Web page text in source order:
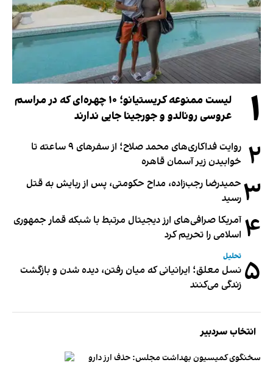
۱
لیست ممنوعه کریستیانو؛ ۱۰ چهره‌ای که در مراسم
عروسی رونالدو و جورجینا جایی ندارند
۲
روایت فداکاری‌های محمد صلاح؛ از سفرهای ۹ ساعته تا
خوابیدن زیر آسمان قاهره
۳ حمیدرضا رجب‌زاده، مداح حکومتی، پس از ربایش به قتل
رسید
۴ آمریکا صرافی‌های ارز دیجیتال مرتبط با شبکه قمار جمهوری
اسلامی را تحریم کرد
۵ تحلیل
نسل معلق؛ ایرانیانی که میان رفتن، دیده شدن و بازگشت
زندگی می‌کنند
انتخاب سردبیر
سخنگوی کمیسیون بهداشت مجلس: حذف ارز دارو